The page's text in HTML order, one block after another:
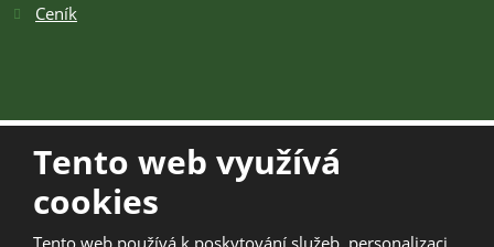
Ceník
© 2026 TOSK Žamberk z.s., vytvořila eBRÁNA s.r.o.
Mapa stránek|Kontakt|Podmínky použití |Bezpečnost a
Tento web využívá
cookies
Tento web používá k poskytování služeb, personalizaci